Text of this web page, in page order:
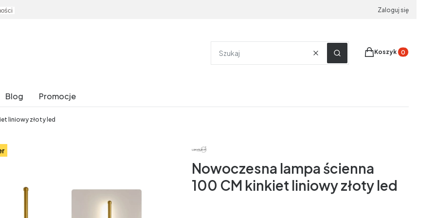
Zaloguj się
WyczyśćSzukaj
Produkty w
Koszyk
Blog Promocje
liniowy złoty led
Nowoczesna lampa ścienna
100 CM kinkiet liniowy złoty led